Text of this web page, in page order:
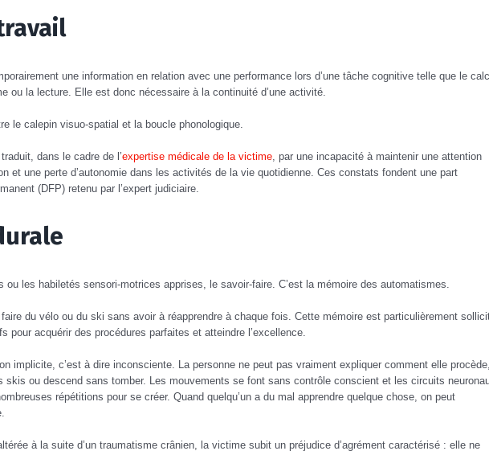
une information en relation avec une performance lors d’une tâche cognitive telle que le
ou la lecture. Elle est donc nécessaire à la continuité d’une activité.
le calepin visuo-spatial et la boucle phonologique.
dans le cadre de l’expertise médicale de la victime , par une incapacité à maintenir une attention
et une perte d’autonomie dans les activités de la vie quotidienne. Ces constats fondent une part
(DFP) retenu par l’expert judiciaire.
les habiletés sensori-motrices apprises, le savoir-faire. C’est la mémoire des automatismes.
du vélo ou du ski sans avoir à réapprendre à chaque fois. Cette mémoire est particulièrement
pour acquérir des procédures parfaites et atteindre l’excellence.
implicite, c’est à dire inconsciente. La personne ne peut pas vraiment expliquer comment elle procède,
skis ou descend sans tomber. Les mouvements se font sans contrôle conscient et les circuits
répétitions pour se créer. Quand quelqu’un a du mal apprendre quelque chose, on peut
à la suite d’un traumatisme crânien, la victime subit un préjudice d’agrément caractérisé : elle ne